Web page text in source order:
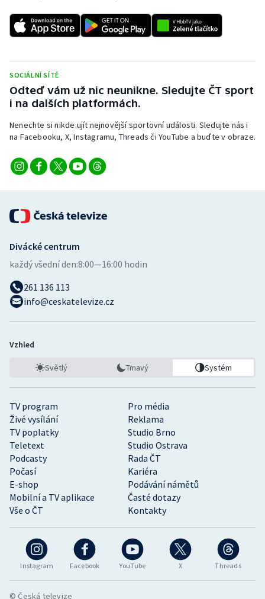
Short track
Stolní tenis
Triatlon
Veslování
Vodní slalom
Volejbal
Ostatní
SOCIÁLNÍ SÍTĚ
Odteď vám už nic neunikne. Sledujte ČT sport
i na dalších platformách.
Nenechte si nikde ujít nejnovější sportovní události. Sledujte nás i
na Facebooku, X, Instagramu, Threads či YouTube a buďte v obraze.
Instagram Facebook YouTube X Threads
TV program
Pro média
Živé vysílání
Reklama
TV poplatky
Studio Brno
Teletext
Studio Ostrava
Podcasty
Rada ČT
Počasí
Kariéra
E-shop
Podávání námětů
Mobilní a TV aplikace
Časté dotazy
Vše o ČT
Kontakty
Divácké centrum
každý všední den:8:00—16:00 hodin
261 136 113
info@ceskatelevize.cz
Vzhled
Světlý Tmavý Systém
© Česká televize